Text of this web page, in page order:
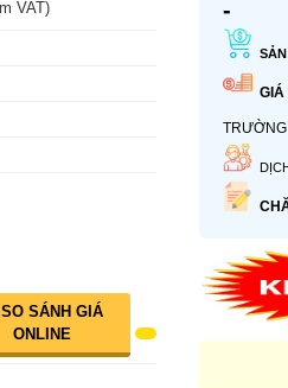
VAT)
SO SÁNH GIÁ
ONLINE
-
GIÁ
TRƯỜNG